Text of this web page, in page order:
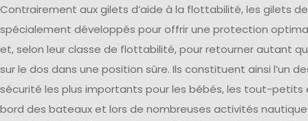
Contrairement aux gilets d’aide à la flottabilité, les gilets
spécialement développés pour offrir une protection
et, selon leur classe de flottabilité, pour retourner autant
sur le dos dans une position sûre. Ils constituent ainsi l’un
sécurité les plus importants pour les bébés, les tout-petits
bord des bateaux et lors de nombreuses activités